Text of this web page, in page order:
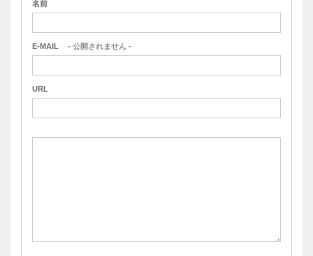
名前
E-MAIL - 公開されません -
URL